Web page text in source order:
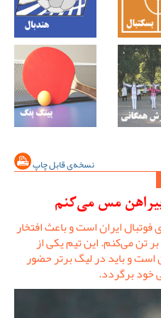
نسخه‌ی قابل چاپ
پیراهن مس می‌کنم
ایران است و باعث افتخار
تن می‌کنم. این تیم یکی از
است و باید در لیگ برتر حضور
خود برگردد.